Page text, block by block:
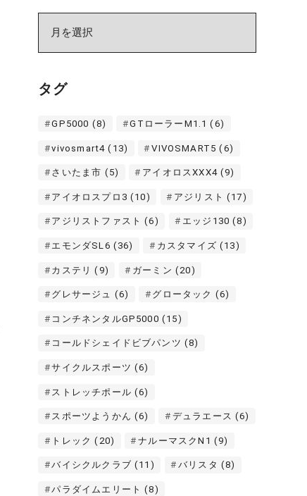
イ
タグ
GP5000 (8) GTローラーM1.1 (6)
vivosmart4 (13) VIVOSMART5 (6)
さいたま市 (5) アイオロスXXX4(9)
アイオロスプロ3 (10) アジリスト (17)
アジリストファスト (6) エッジ130 (8)
エモンダSL6 (36) カスタマイズ (13)
カステリ (9) ガーミン (20)
グレサージュ (6) グロータック (6)
コンチネンタルGP5000 (15)
コールドシェイドビブパンツ (8)
サイクルスポーツ (6)
ストレッチポール (6)
スポーツようかん (6) デュラエース (6)
トレック (20) ナルーマスクN1 (9)
バイシクルクラブ (11) バリスタ (8)
パラダイムエリート (8)